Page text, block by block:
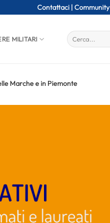
Contattaci | Community
MILITARI
Marche e in Piemonte